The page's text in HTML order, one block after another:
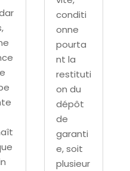
conditi
onne
pourta
nt la
restituti
on du
dépôt
de
garanti
e, soit
plusieur